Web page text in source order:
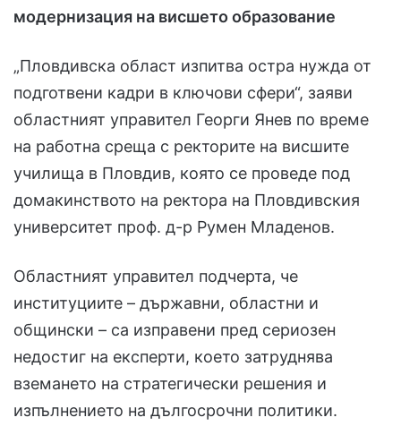
модернизация на висшето образование
„Пловдивска област изпитва остра нужда от
подготвени кадри в ключови сфери“, заяви
областният управител Георги Янев по време
на работна среща с ректорите на висшите
училища в Пловдив, която се проведе под
домакинството на ректора на Пловдивския
университет проф. д-р Румен Младенов.
Областният управител подчерта, че
институциите – държавни, областни и
общински – са изправени пред сериозен
недостиг на експерти, което затруднява
вземането на стратегически решения и
изпълнението на дългосрочни политики.